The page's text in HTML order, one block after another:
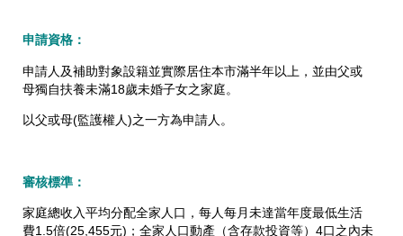
申請資格：
申請人及補助對象設籍並實際居住本市滿半年以上，並由父或
母獨自扶養未滿18歲未婚子女之家庭。
以父或母(監護權人)之一方為申請人。
審核標準：
家庭總收入平均分配全家人口，每人每月未達當年度最低生活
費1.5倍(25,455元)；全家人口動產（含存款投資等）4口之內未